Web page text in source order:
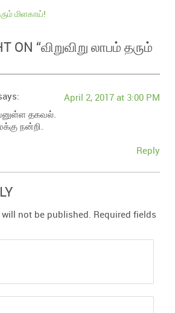
மிளகாய்!
ON “விறுவிறு லாபம் தரும்
April 2, 2017 at 3:00 PM
தகவல்.
நன்றி.
Reply
not be published. Required fields